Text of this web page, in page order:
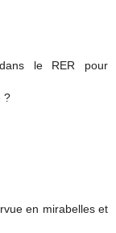
le RER pour
?
en mirabelles et